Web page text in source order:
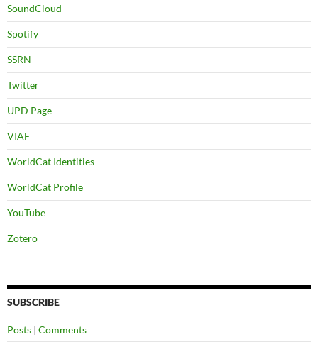
SoundCloud
Spotify
SSRN
Twitter
UPD Page
VIAF
WorldCat Identities
WorldCat Profile
YouTube
Zotero
SUBSCRIBE
Posts | Comments